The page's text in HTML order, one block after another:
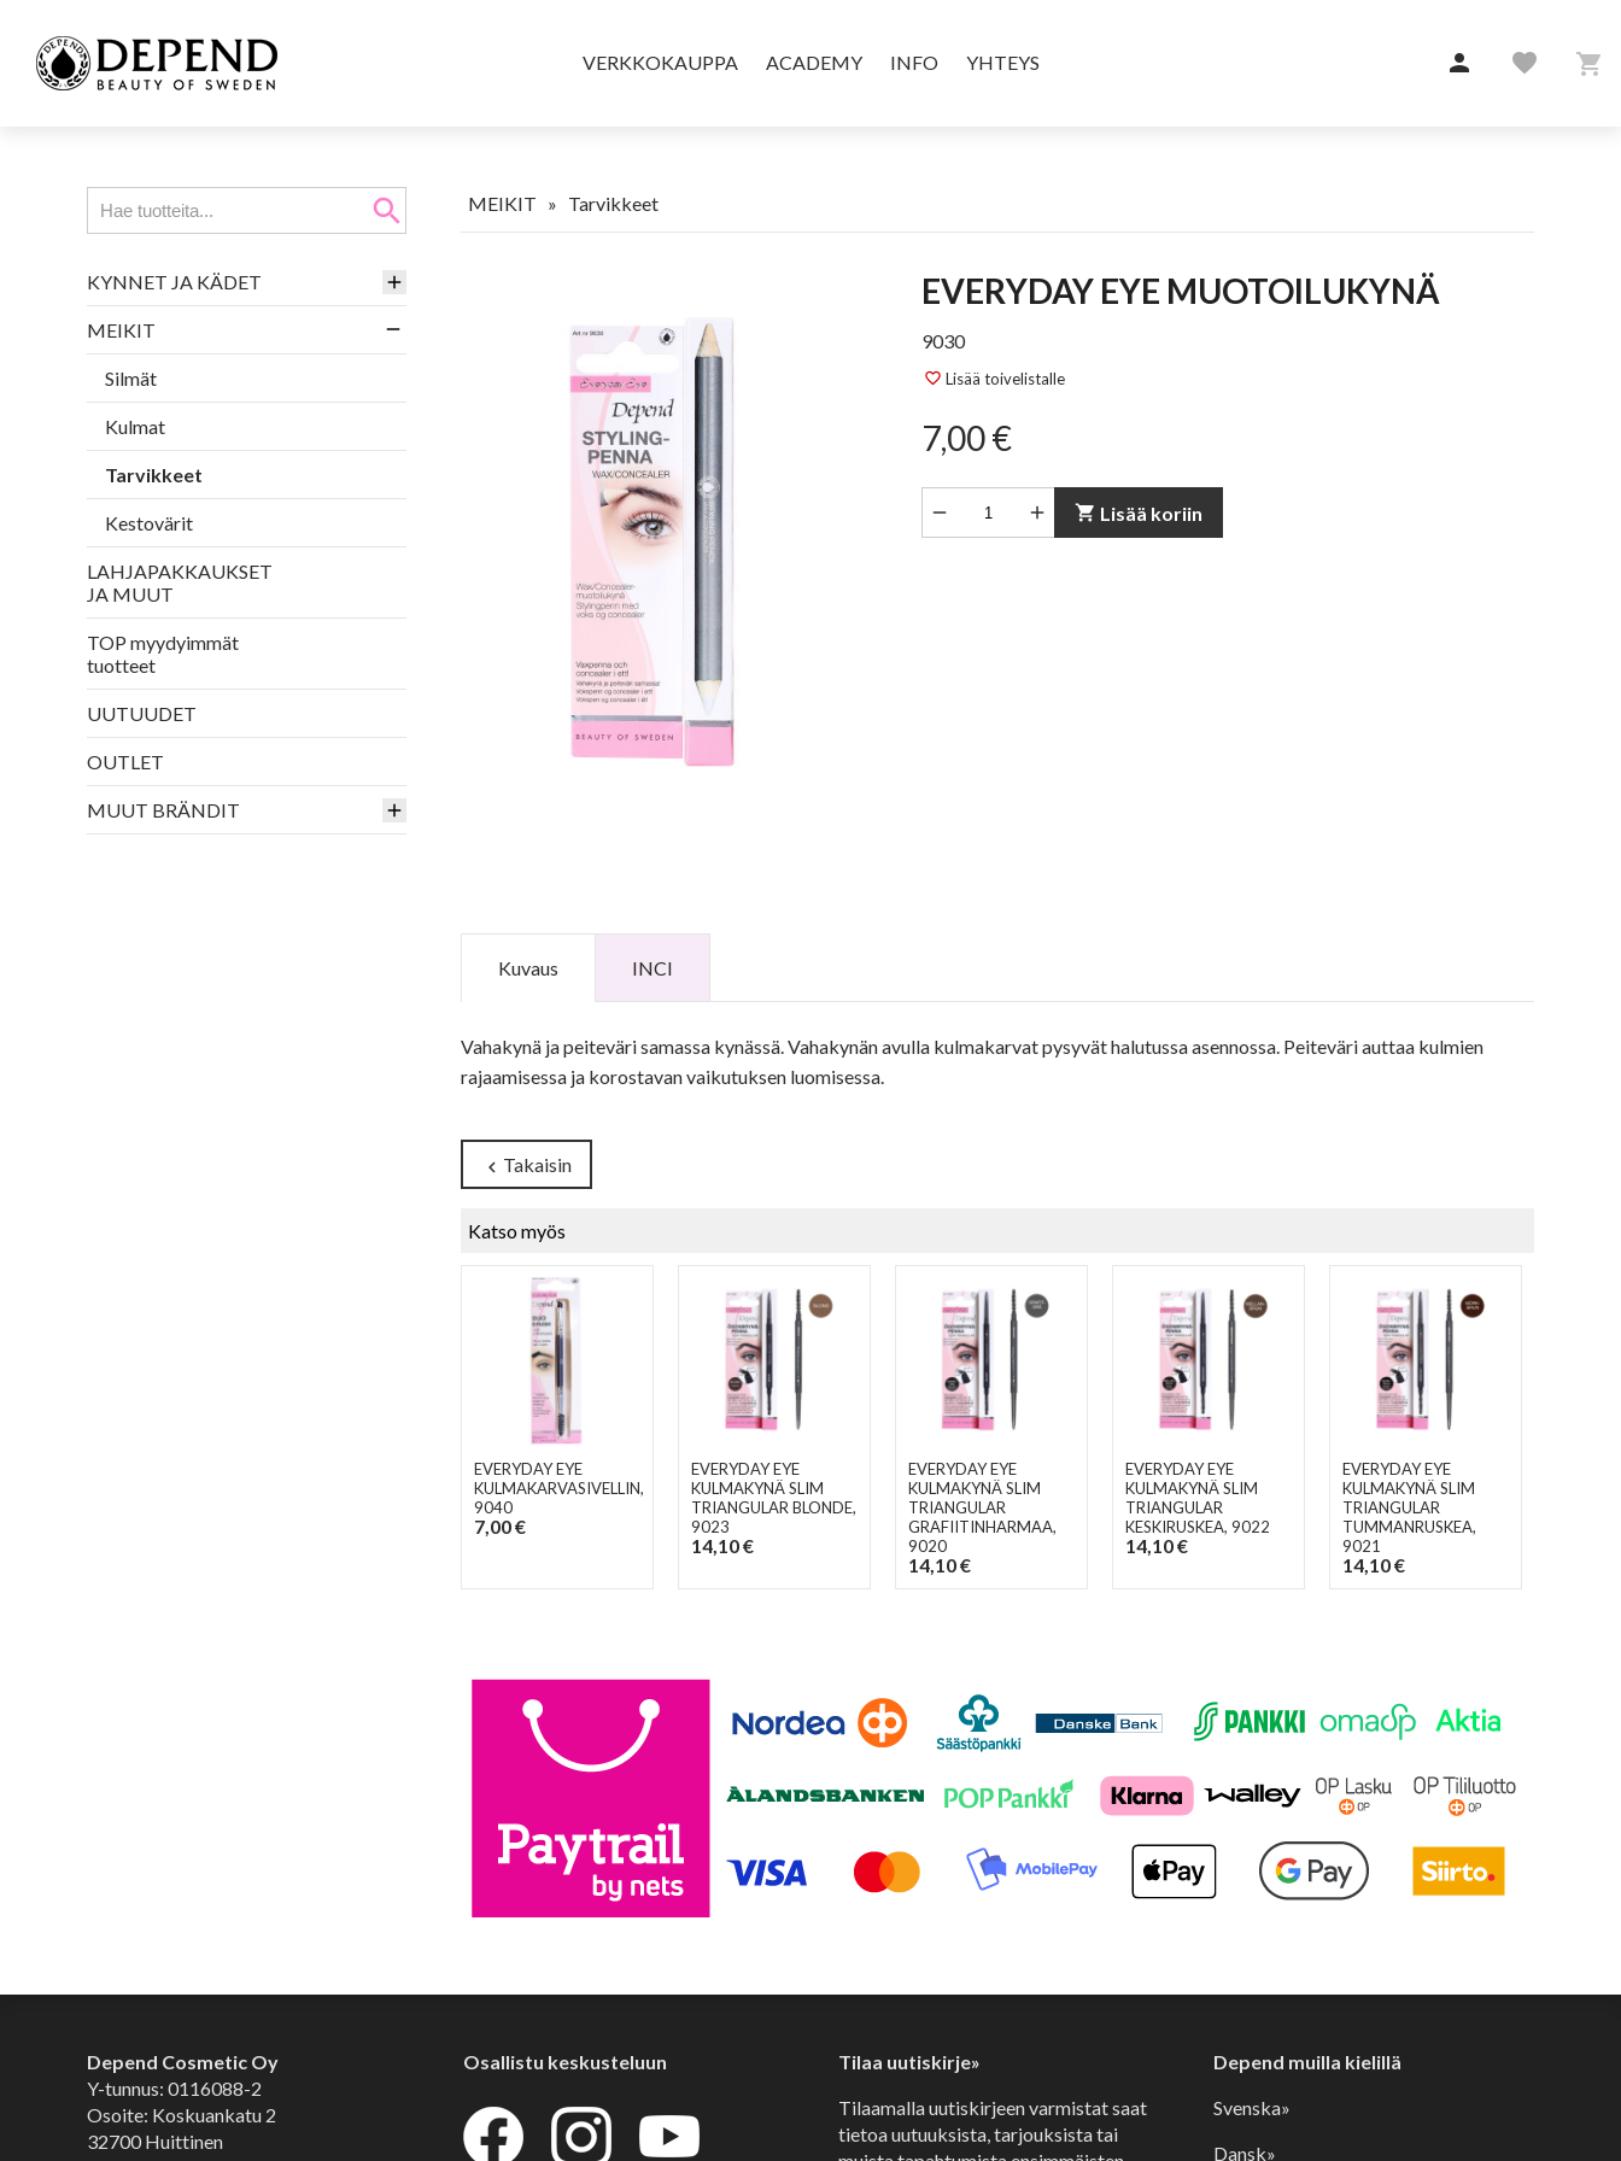
VERKKOKAUPPA ACADEMY INFO YHTEYS  favorite 
search
KYNNET JA KÄDET
MEIKIT
Silmät
Kulmat
Tarvikkeet
Kestovärit
LAHJAPAKKAUKSET
JA MUUT
TOP myydyimmät
tuotteet
UUTUUDET
OUTLET
MUUT BRÄNDIT
MEIKIT » Tarvikkeet
EVERYDAY EYE MUOTOILUKYNÄ
9030
favorite_border Lisää toivelistalle
7,00 €
  shopping_cart Lisää koriin
Kuvaus INCI
Vahakynä ja peiteväri samassa kynässä. Vahakynän avulla kulmakarvat pysyvät halutussa asennossa. Peiteväri auttaa kulmien
rajaamisessa ja korostavan vaikutuksen luomisessa.
chevron_left Takaisin
Katso myös
EVERYDAY EYE
KULMAKARVASIVELLIN,
9040
7,00 €
EVERYDAY EYE
KULMAKYNÄ SLIM
TRIANGULAR BLONDE,
9023
14,10 €
EVERYDAY EYE
KULMAKYNÄ SLIM
TRIANGULAR
GRAFIITINHARMAA,
9020
14,10 €
EVERYDAY EYE
KULMAKYNÄ SLIM
TRIANGULAR
KESKIRUSKEA, 9022
14,10 €
EVERYDAY EYE
KULMAKYNÄ SLIM
TRIANGULAR
TUMMANRUSKEA,
9021
14,10 €
Depend Cosmetic Oy
Y-tunnus: 0116088-2
Osoite: Koskuankatu 2
32700 Huittinen
Osallistu keskusteluun
Tilaa uutiskirje»
Tilaamalla uutiskirjeen varmistat saat
tietoa uutuuksista, tarjouksista tai
Depend muilla kielillä
Svenska»
Dansk»